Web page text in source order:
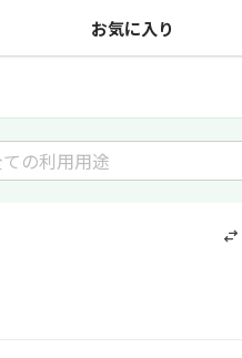
お気に入り